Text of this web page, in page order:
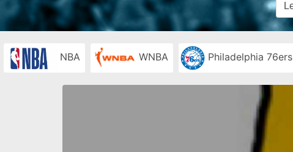
NBA WNBA Philadelphia 76ers